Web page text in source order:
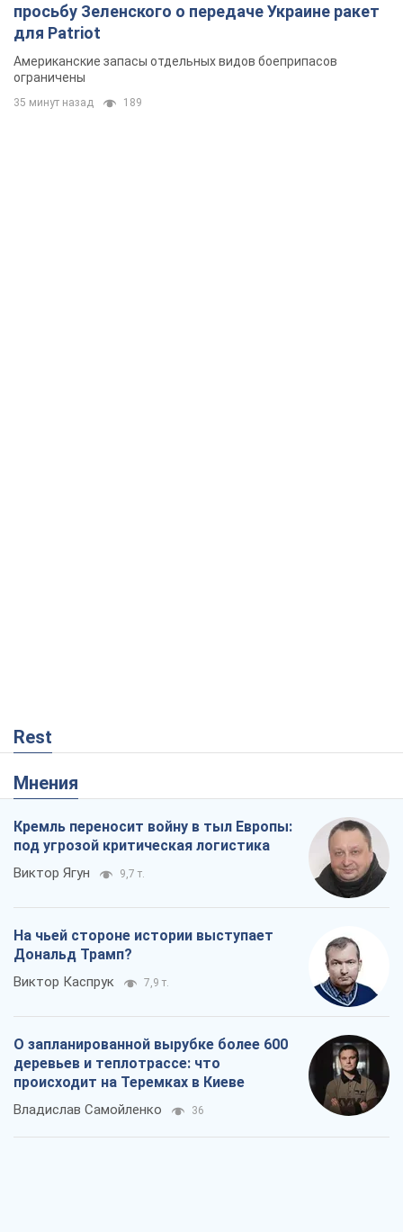
просьбу Зеленского о передаче Украине ракет
для Patriot
Американские запасы отдельных видов боеприпасов
ограничены
35 минут назад 189
Rest
Мнения
Кремль переносит войну в тыл Европы:
под угрозой критическая логистика
Виктор Ягун 9,7 т.
На чьей стороне истории выступает
Дональд Трамп?
Виктор Каспрук 7,9 т.
О запланированной вырубке более 600
деревьев и теплотрассе: что
происходит на Теремках в Киеве
Владислав Самойленко 36